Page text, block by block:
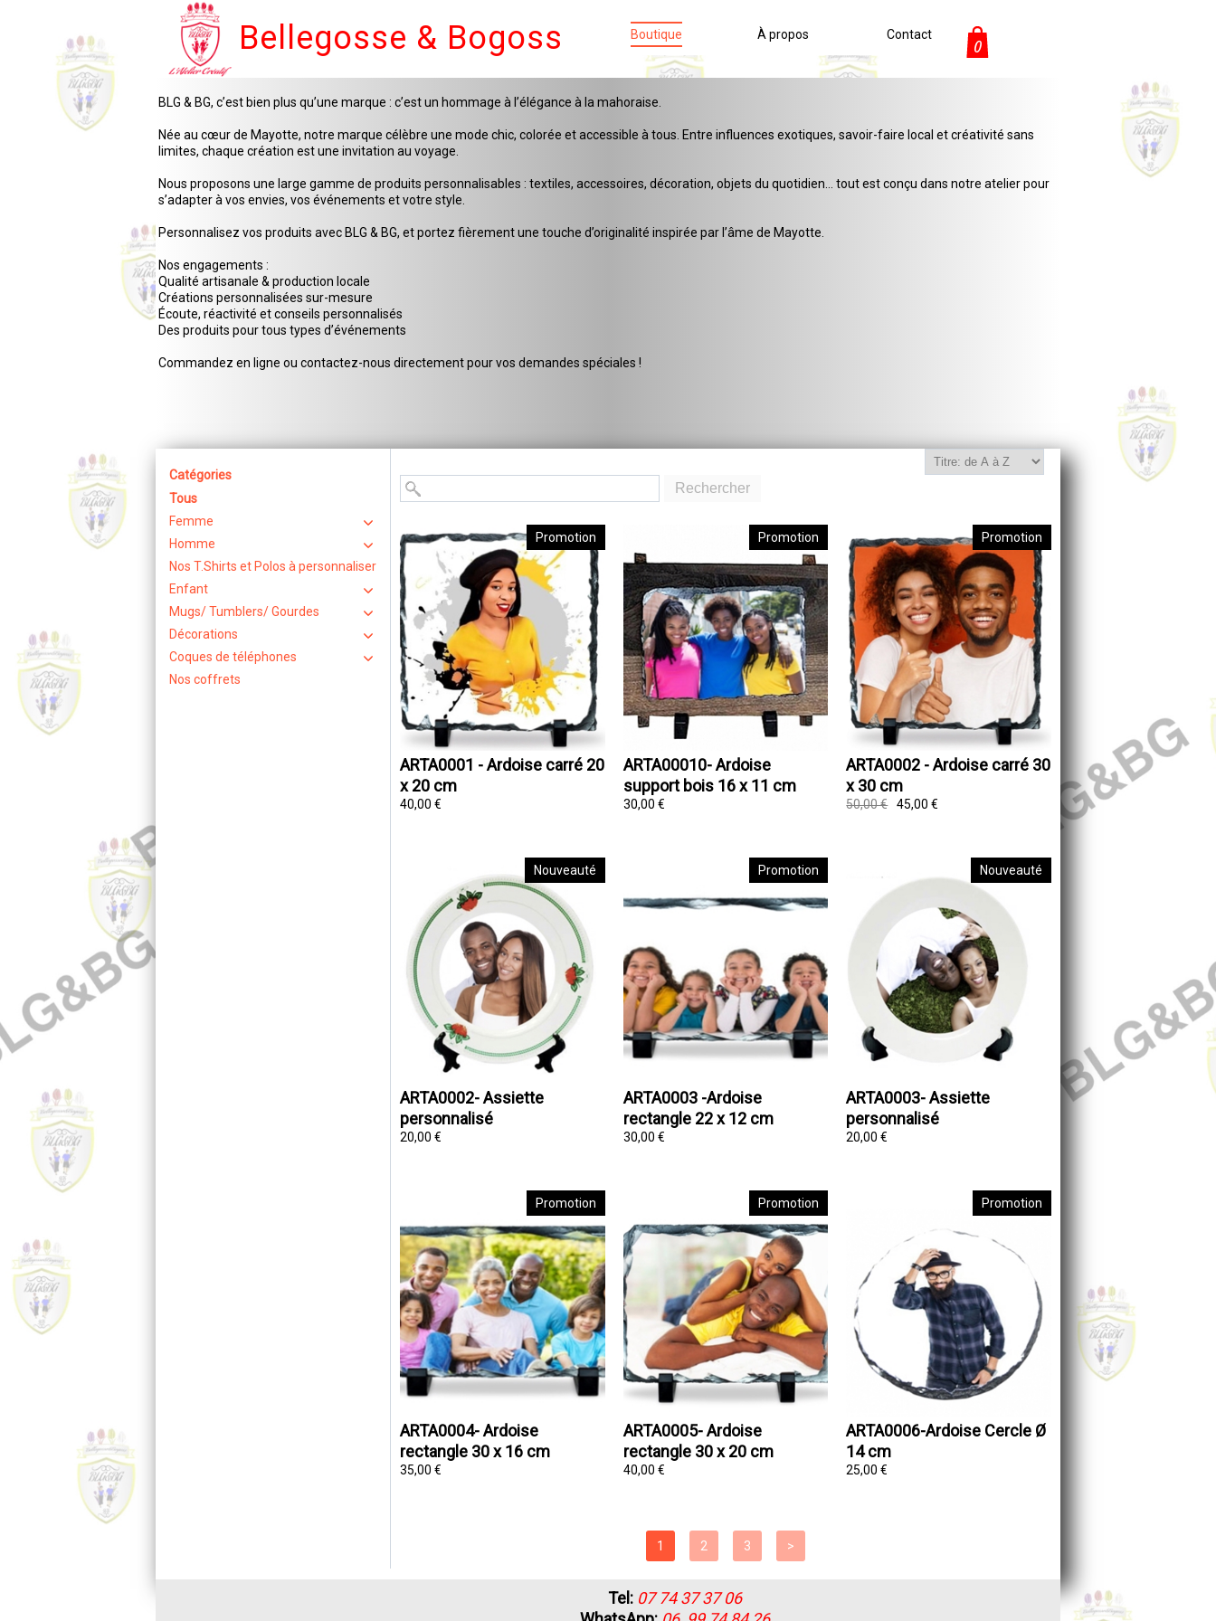
0
Bellegosse & Bogoss Boutique À propos Contact
BLG & BG, c’est bien plus qu’une marque : c’est un hommage à l’élégance à la mahoraise.
Née au cœur de Mayotte, notre marque célèbre une mode chic, colorée et accessible à tous. Entre influences exotiques, savoir-faire local et créativité sans
limites, chaque création est une invitation au voyage.
Nous proposons une large gamme de produits personnalisables : textiles, accessoires, décoration, objets du quotidien… tout est conçu dans notre atelier pour
s’adapter à vos envies, vos événements et votre style.
Personnalisez vos produits avec BLG & BG, et portez fièrement une touche d’originalité inspirée par l’âme de Mayotte.
Nos engagements :
Qualité artisanale & production locale
Créations personnalisées sur-mesure
Écoute, réactivité et conseils personnalisés
Des produits pour tous types d’événements
Commandez en ligne ou contactez-nous directement pour vos demandes spéciales !
Catégories
Tous
Femme
Homme
Nos T.Shirts et Polos à personnaliser
Enfant
Mugs/ Tumblers/ Gourdes
Décorations
Coques de téléphones
Nos coffrets
Rechercher
Promotion
ARTA0001 - Ardoise carré 20
x 20 cm
40,00 €
Promotion
ARTA00010- Ardoise
support bois 16 x 11 cm
30,00 €
Promotion
ARTA0002 - Ardoise carré 30
x 30 cm
50,00 € 45,00 €
Nouveauté
ARTA0002- Assiette
personnalisé
20,00 €
Promotion
ARTA0003 -Ardoise
rectangle 22 x 12 cm
30,00 €
Nouveauté
ARTA0003- Assiette
personnalisé
20,00 €
Promotion
ARTA0004- Ardoise
rectangle 30 x 16 cm
35,00 €
Promotion
ARTA0005- Ardoise
rectangle 30 x 20 cm
40,00 €
Promotion
ARTA0006-Ardoise Cercle Ø
14 cm
25,00 €
Tel: 07 74 37 37 06